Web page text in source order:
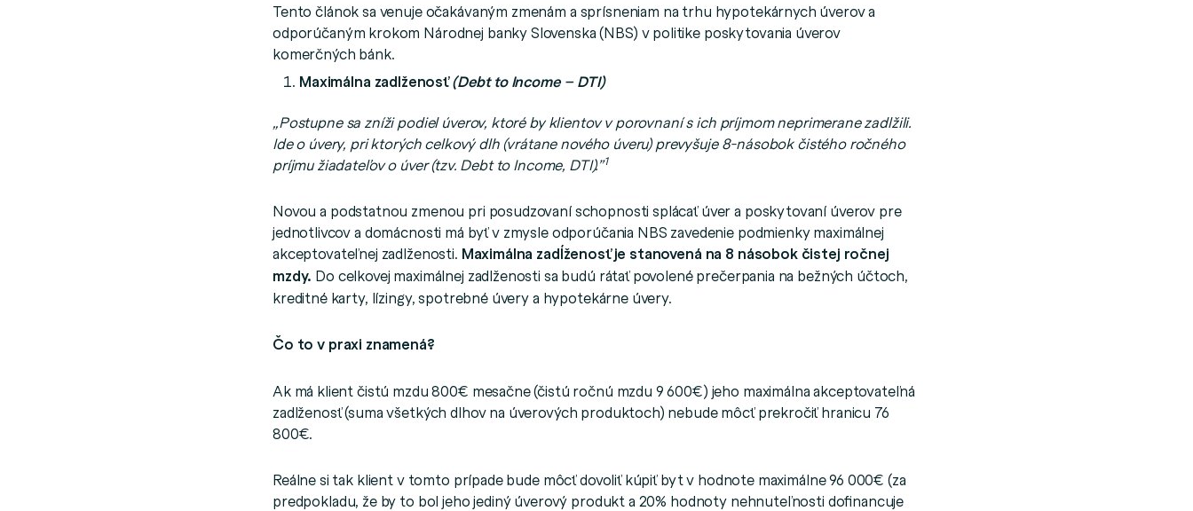
Tento článok sa venuje očakávaným zmenám a sprísneniam na trhu hypotekárnych úverov a
odporúčaným krokom Národnej banky Slovenska (NBS) v politike poskytovania úverov
komerčných bánk.
Maximálna zadlženosť(Debt to Income – DTI)
„Postupne sa zníži podiel úverov, ktoré by klientov v porovnaní s ich príjmom neprimerane zadlžili.
Ide o úvery, pri ktorých celkový dlh (vrátane nového úveru) prevyšuje 8-násobok čistého ročného
príjmu žiadateľov o úver (tzv. Debt to Income, DTI).”1
Novou a podstatnou zmenou pri posudzovaní schopnosti splácať úver a poskytovaní úverov pre
jednotlivcov a domácnosti má byť v zmysle odporúčania NBS zavedenie podmienky maximálnej
akceptovateľnej zadlženosti. Maximálna zadĺženosť je stanovená na 8 násobok čistej ročnej
mzdy. Do celkovej maximálnej zadlženosti sa budú rátať povolené prečerpania na bežných účtoch,
kreditné karty, lízingy, spotrebné úvery a hypotekárne úvery.
Čo to v praxi znamená?
Ak má klient čistú mzdu 800€ mesačne (čistú ročnú mzdu 9 600€) jeho maximálna akceptovateľná
zadlženosť (suma všetkých dlhov na úverových produktoch) nebude môcť prekročiť hranicu 76
800€.
Reálne si tak klient v tomto prípade bude môcť dovoliť kúpiť byt v hodnote maximálne 96 000€ (za
predpokladu, že by to bol jeho jediný úverový produkt a 20% hodnoty nehnuteľnosti dofinancuje